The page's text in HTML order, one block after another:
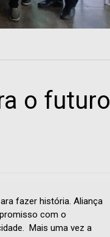
o futuro
fazer história. Aliança
com o
Mais uma vez a